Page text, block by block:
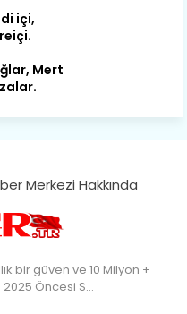
hep
çok
genç
Merkezi Hakkında
bir güven ve 10 Milyon +
2025 Öncesi S…